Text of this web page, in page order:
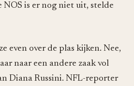
is er nog niet uit, stelde
even over de plas kijken. Nee,
naar een andere zaak vol
Diana Russini. NFL-reporter